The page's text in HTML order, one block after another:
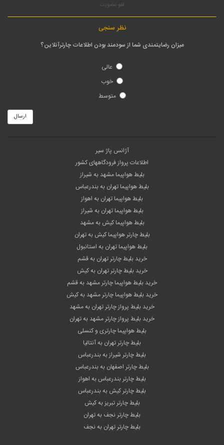
لغو عضویت
نظر سنجی
میزان رضایتمندی شما از سودمند بودن اطلاعات چارترآنلاین؟
عالی
خوب
متوسط
ارسال
آژانس پاژ سیر
اطلاعات پرواز فرودگاههای کشور
بلیط هواپیما مشهد به شیراز
بلیط هواپیما تهران به بندرعباس
بلیط هواپیما تهران به اهواز
بلیط هواپیما تهران به شیراز
بلیط هواپیما کیش به مشهد
بلیط چارتر هواپیما کیش به تهران
بلیط هواپیما تهران به استانبول
خرید بلیط چارتر تهران به قشم
خرید بلیط چارتر تهران به کیش
خرید بلیط هواپیما چارتر مشهد به قشم
خرید بلیط هواپیما چارتر مشهد به کیش
خرید بلیط پرواز چارتر تهران به مشهد
خرید بلیط پرواز چارتر مشهد به تهران
بلیط هواپیما چارتری و کنسلی
بلیط چارتر تهران به آنتالیا
بلیط چارتر شیراز به بندرعباس
بلیط چارتر اصفهان به بندرعباس
بلیط چارتر بندرعباس به اهواز
بلیط چارتر کیش به بندرعباس
بلیط چارتر تبریز به کیش
بلیط چارتر نجف به تهران
بلیط چارتر تهران به نجف